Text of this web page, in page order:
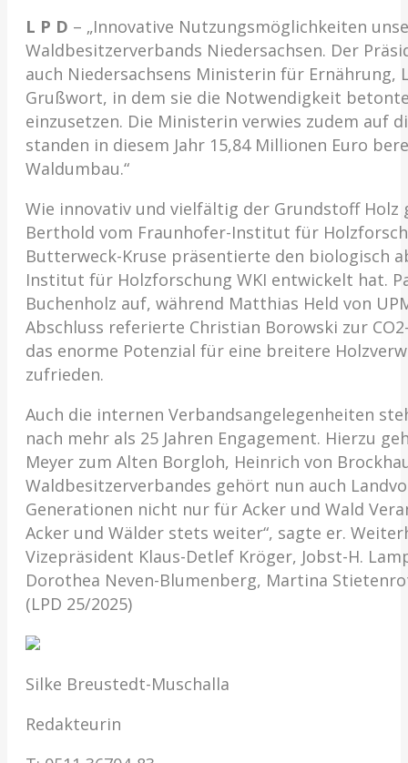
L P D – „Innovative Nutzungsmöglichkeiten
Waldbesitzerverbands Niedersachsen. Der
auch Niedersachsens Ministerin für
Grußwort, in dem sie die Notwendigkeit
einzusetzen. Die Ministerin verwies zudem auf
standen in diesem Jahr 15,84 Millionen Euro
Waldumbau.“
Wie innovativ und vielfältig der Grundstoff
Berthold vom Fraunhofer-Institut für
Butterweck-Kruse präsentierte den biologisch
Institut für Holzforschung WKI entwickelt hat.
Buchenholz auf, während Matthias Held von
Abschluss referierte Christian Borowski zur
das enorme Potenzial für eine breitere
zufrieden.
Auch die internen Verbandsangelegenheiten
nach mehr als 25 Jahren Engagement. Hierzu
Meyer zum Alten Borgloh, Heinrich von
Waldbesitzerverbandes gehört nun auch
Generationen nicht nur für Acker und Wald
Acker und Wälder stets weiter“, sagte er.
Vizepräsident Klaus-Detlef Kröger, Jobst-H.
Dorothea Neven-Blumenberg, Martina
(LPD 25/2025)
Silke Breustedt-Muschalla
Redakteurin